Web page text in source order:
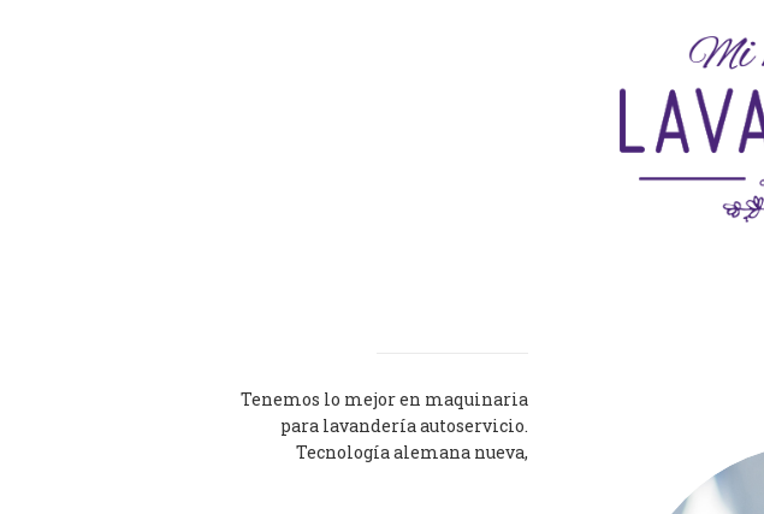
Tenemos lo mejor en maquinaria
para lavandería autoservicio.
Tecnología alemana nueva,